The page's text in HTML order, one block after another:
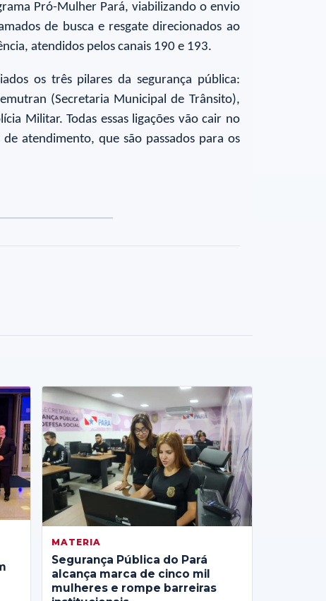
Pró-Mulher Pará, viabilizando o envio
de busca e resgate direcionados ao
atendidos pelos canais 190 e 193.
os três pilares da segurança pública:
(Secretaria Municipal de Trânsito),
Militar. Todas essas ligações vão cair no
atendimento, que são passados para os
MATERIA
Segurança Pública do Pará
alcança marca de cinco mil
mulheres e rompe barreiras